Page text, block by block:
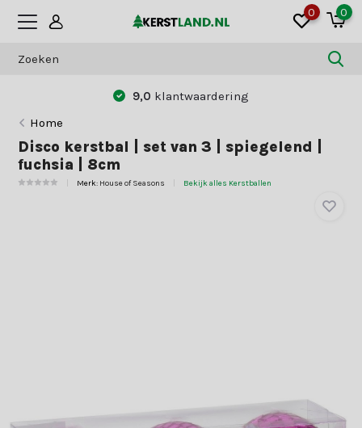
0 0
9,0 klantwaardering
Home
Disco kerstbal | set van 3 | spiegelend |
fuchsia | 8cm
Merk: House of Seasons Bekijk alles Kerstballen